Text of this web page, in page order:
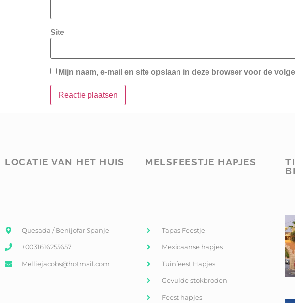
Site
Mijn naam, e-mail en site opslaan in deze browser voor de
LOCATIE VAN HET HUIS
Quesada / Benijofar Spanje
+0031616255657
Melliejacobs@hotmail.com
MELSFEESTJE HAPJES
Tapas Feestje
Mexicaanse hapjes
Tuinfeest Hapjes
Gevulde stokbroden
Feest hapjes